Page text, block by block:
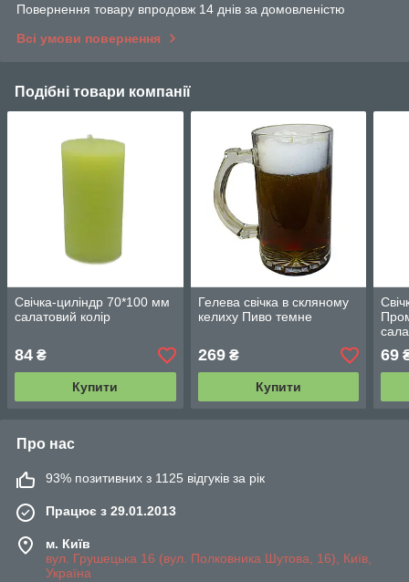
Повернення товару впродовж 14 днів за домовленістю
Всі умови повернення
Подібні товари компанії
Свічка-циліндр 70*100 мм
салатовий колір
84 ₴
Купити
Гелева свічка в скляному
келиху Пиво темне
269₴
Купити
69
Про нас
93% позитивних з 1125 відгуків за рік
Працює з 29.01.2013
м. Київ
вул. Грушецька 16 (вул. Полковника Шутова, 16), Київ,
Україна